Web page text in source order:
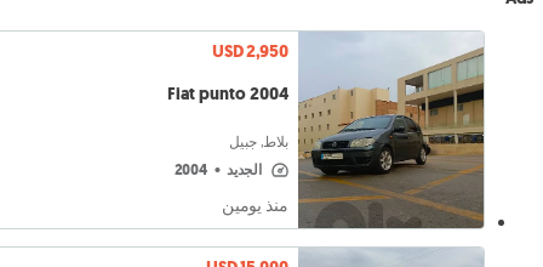
USD 2,950
Fiat punto 2004
بلاط, جبيل
الجديد •
2004
منذ يومين